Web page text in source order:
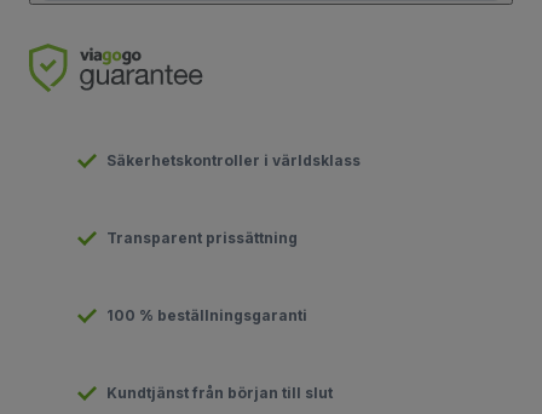
Säkerhetskontroller i världsklass
Transparent prissättning
100 % beställningsgaranti
Kundtjänst från början till slut